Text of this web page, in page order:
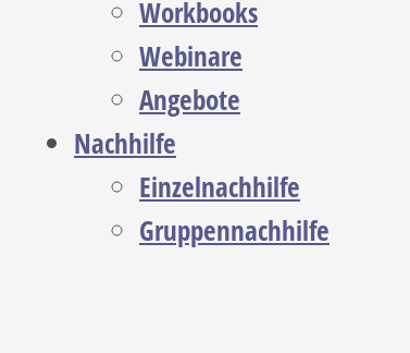
Workbooks
Webinare
Angebote
Nachhilfe
Einzelnachhilfe
Gruppennachhilfe